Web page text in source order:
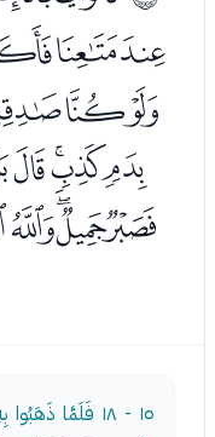
١٥ - ١٨
فَلَمَّا ذَهَبُوا